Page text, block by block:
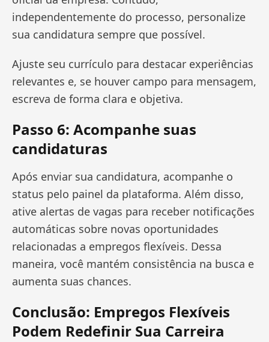
independentemente do processo, personalize
sua candidatura sempre que possível.
Ajuste seu currículo para destacar experiências
relevantes e, se houver campo para mensagem,
escreva de forma clara e objetiva.
Passo 6: Acompanhe suas
candidaturas
Após enviar sua candidatura, acompanhe o
status pelo painel da plataforma. Além disso,
ative alertas de vagas para receber notificações
automáticas sobre novas oportunidades
relacionadas a empregos flexíveis. Dessa
maneira, você mantém consistência na busca e
aumenta suas chances.
Conclusão: Empregos Flexíveis
Podem Redefinir Sua Carreira